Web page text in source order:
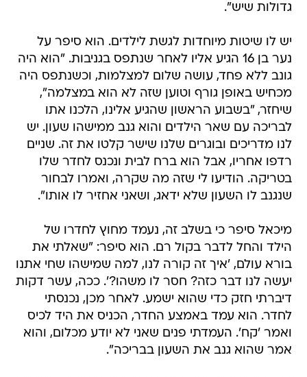
גדולות שיש".
יש לו שיטות מיוחדות לגשת לילדים. הוא סיפר על
נער בן 16 הגיע אליו לאחר שנתפס בגניבות. "הוא היה
גונב ללא פחד, עושה שלום למצלמות, וכשנתפס היה
מכחיש באופן גורף וטוען שזה לא הוא במצלמה",
שיחזר, "בשבוע הראשון שהגיע אלינו, הלכנו אתו
לבריכה עם שאר הילדים והוא גנב ממישהו שעון. יש
לנו מדריכים ובוגרים שלנו שישר קלטו את זה. שניים
רדפו אחריו, אבל הוא ברח לבית ונכנס לחדר שלו
בטריקה. הודיעו לי שזה מה שקרה, ואמרו לבחור
שנגנב לו השעון שלא ידאג, ושאני אחזיר לו אותו".
מיכאל סיפר כי בשלב זה, נעמד מחוץ לחדרו של
הילד והחל לדבר בקול רם. הוא סיפר: "שאלתי את
בורא עולם, 'איך זה קורה לנו, למה שמישהו שחי אתנו
יעשה לנו דבר כזה? חסר לו משהו?'. ככה, עשר דקות
דיברתי חזק כדי שהוא ישמע. לאחר מכן, נכנסתי
לחדר. הוא עמד באמצע החדר, הכניס את היד לכיס
ואמר 'קח'. העמדתי פנים שאני לא יודע מכלום, והוא
אמר שהוא גנב את השעון בבריכה".